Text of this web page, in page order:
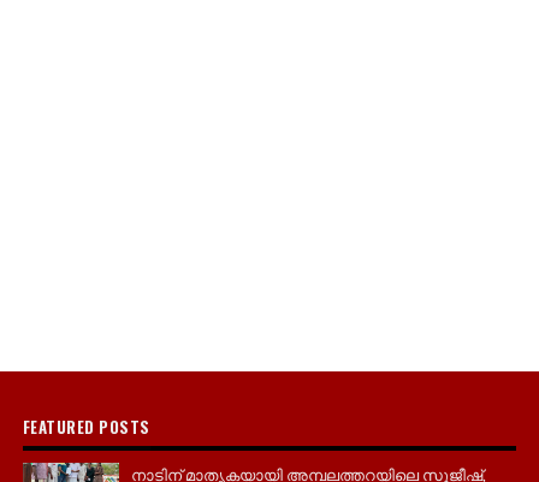
FEATURED POSTS
നാടിന് മാതൃകയായി അമ്പലത്തറയിലെ സുജീഷ്,